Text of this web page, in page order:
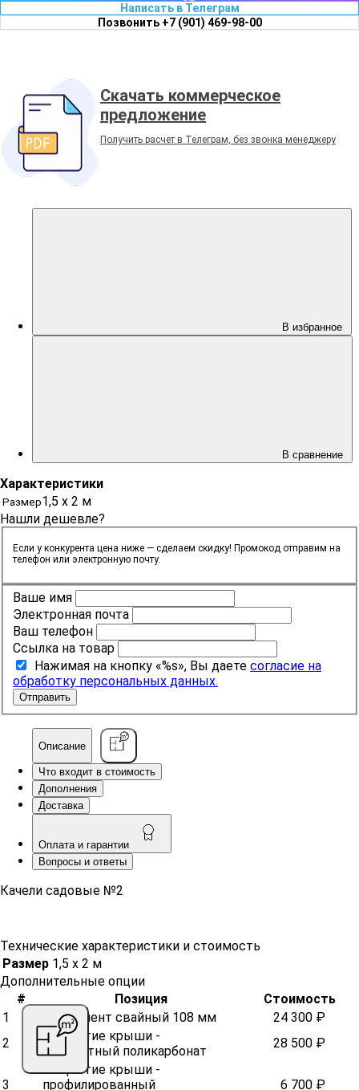
Написать в Телеграм
Позвонить +7 (901) 469-98-00
Скачать коммерческое
предложение
Получить расчет в Телеграм, без звонка менеджеру
В избранное
В сравнение
Характеристики
Размер1,5 х 2 м
Нашли дешевле?
Если у конкурента цена ниже — сделаем скидку! Промокод отправим на
телефон или электронную почту.
Ваше имя
Электронная почта
Ваш телефон
Ссылка на товар
Нажимая на кнопку «%s», Вы даете согласие на
обработку персональных данных.
Отправить
Описание
Что входит в стоимость
Дополнения
Доставка
Оплата и гарантии
Вопросы и ответы
Качели садовые №2
Технические характеристики и стоимость
Размер 1,5 х 2 м
Дополнительные опции
#
Позиция
Стоимость
1
Фундамент свайный 108 мм
24 300 ₽
2
Покрытие крыши -
монолитный поликарбонат
28 500 ₽
3
Покрытие крыши -
профилированный
6 700 ₽